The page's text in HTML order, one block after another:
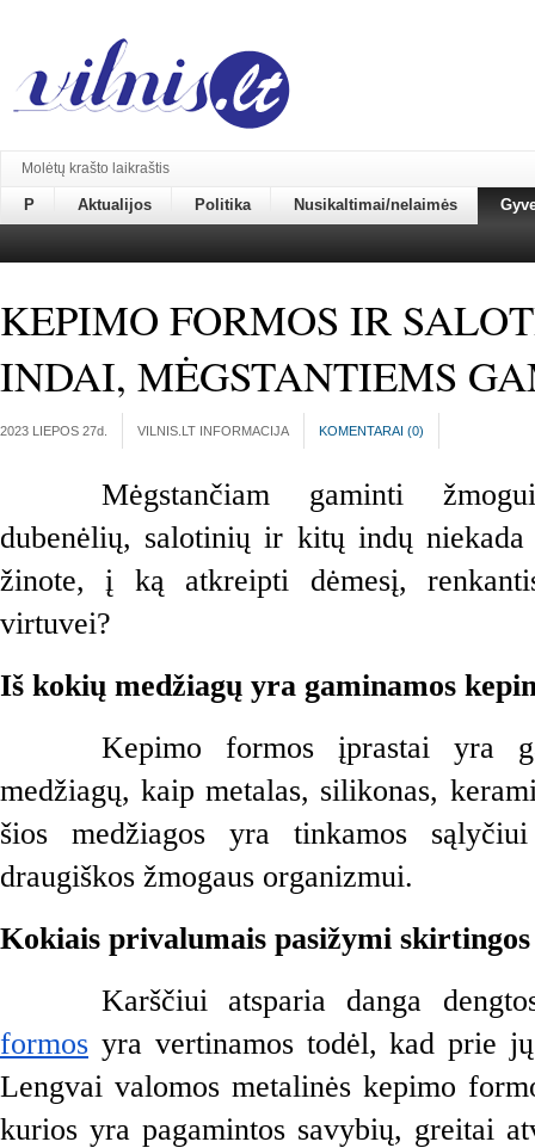
Molėtų krašto laikraštis
P Aktualijos Politika Nusikaltimai/nelaimės
KEPIMO FORMOS IR
INDAI, MĖGSTANTIEMS
2023 LIEPOS 27d. VILNIS.LT INFORMACIJA KOMENTARAI (0)
Mėgstančiam gaminti
dubenėlių, salotinių ir kitų indų
žinote, į ką atkreipti dėmesį,
virtuvei?
Iš kokių medžiagų yra gaminamos
Kepimo formos įprastai yra
medžiagų, kaip metalas, silikonas,
šios medžiagos yra tinkamos
draugiškos žmogaus organizmui.
Kokiais privalumais pasižymi
Karščiui atsparia danga
formos yra vertinamos todėl, kad prie
Lengvai valomos metalinės kepimo
kurios yra pagamintos savybių, greitai